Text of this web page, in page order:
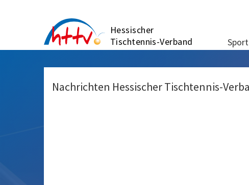
Hessischer
Tischtennis-Verband
Sport
Nachrichten Hessischer Tischtennis-